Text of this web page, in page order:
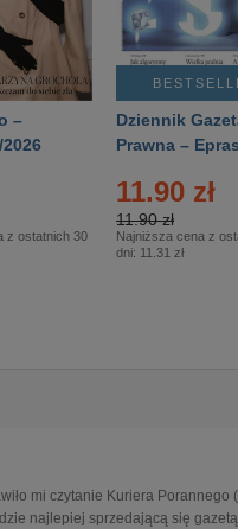
–
z ostatnich 30
Dziennik
Prawna –
11.90 zł
11.90 zł
Najniższa cena z
dni: 11.31 zł
mi czytanie Kuriera Porannego
najlepiej sprzedającą się